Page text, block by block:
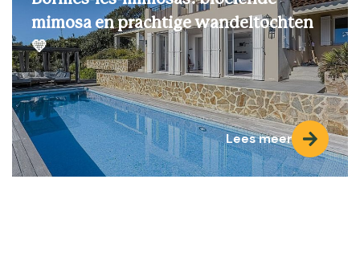
mimosa en prachtige wandeltochten
💛
Lees meer